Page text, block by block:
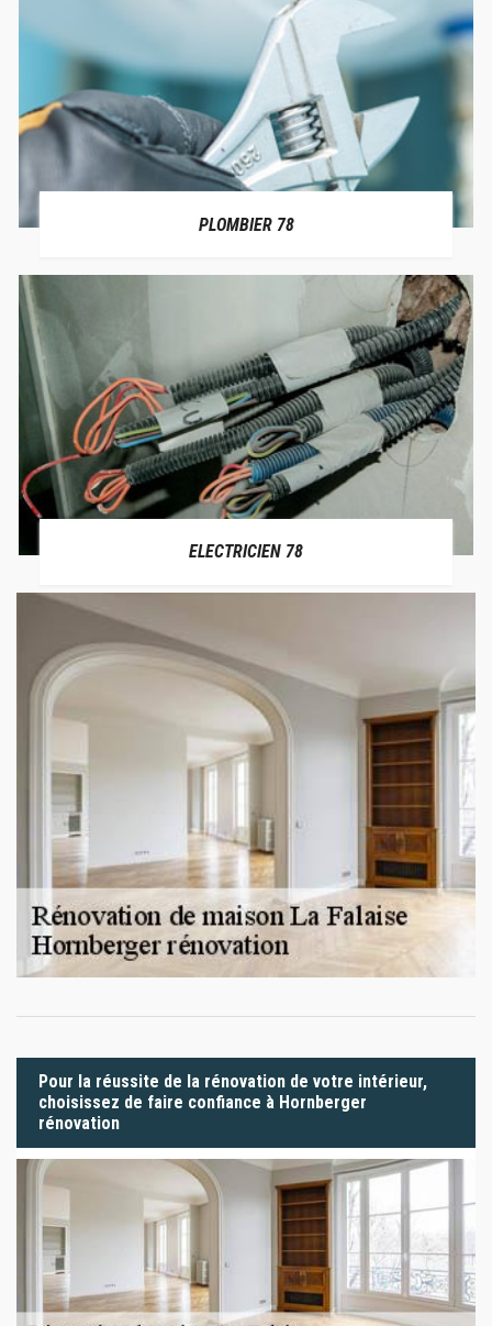
PLOMBIER 78
ELECTRICIEN 78
Pour la réussite de la rénovation de votre intérieur,
choisissez de faire confiance à Hornberger
rénovation